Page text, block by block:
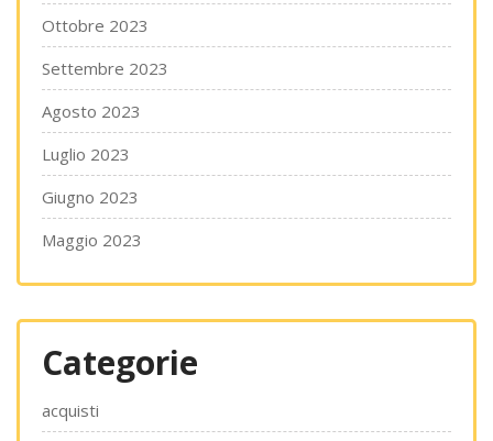
Ottobre 2023
Settembre 2023
Agosto 2023
Luglio 2023
Giugno 2023
Maggio 2023
Categorie
acquisti